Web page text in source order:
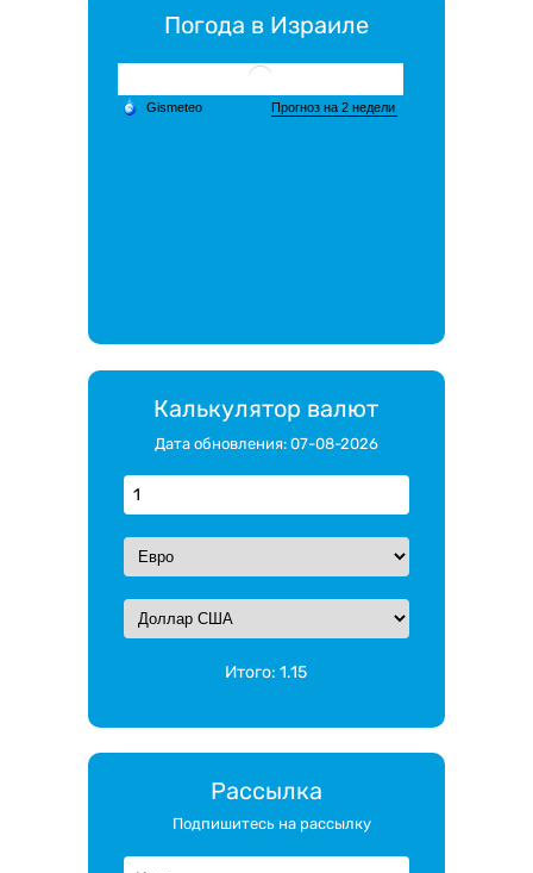
Погода в Израиле
Калькулятор валют
Дата обновления: 07-08-2026
Итого:1.15
Рассылка
Подпишитесь на рассылку